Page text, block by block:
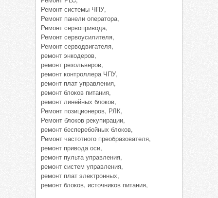
Ремонт системы ЧПУ,
Ремонт панели оператора,
Ремонт сервопривода,
Ремонт сервоусилителя,
Ремонт серводвигателя,
ремонт энкодеров,
ремонт резольверов,
ремонт контроллера ЧПУ,
ремонт плат управления,
ремонт блоков питания,
ремонт линейных блоков,
Ремонт позиционеров, РЛК,
Ремонт блоков рекупирации,
ремонт бесперебойных блоков,
Ремонт частотного преобразователя,
ремонт привода оси,
ремонт пульта управления,
ремонт систем управления,
ремонт плат электронных,
ремонт блоков, источников питания,